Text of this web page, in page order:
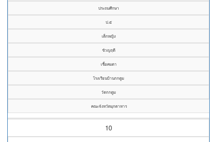
ประถมศึกษา
ป.๕
เด็กหญิง
ขัวญฤดี
เชิ้อคมตา
โรงเรียนบ้านกกตูม
วัดกกตูม
คณะจังหวัดมุกดาหาร
10